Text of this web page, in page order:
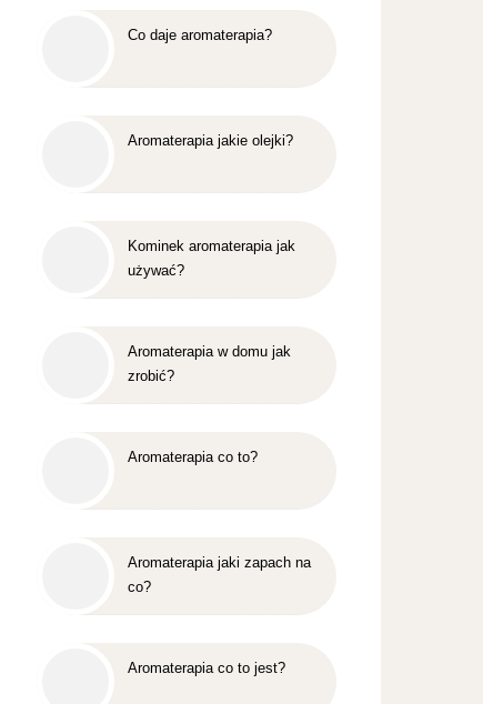
Co daje aromaterapia?
Aromaterapia jakie olejki?
Kominek aromaterapia jak
używać?
Aromaterapia w domu jak
zrobić?
Aromaterapia co to?
Aromaterapia jaki zapach na
co?
Aromaterapia co to jest?